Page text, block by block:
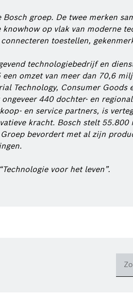
groep. De twee merken
op vlak van moderne
toestellen,
technologiebedrijf en
omzet van meer dan 70,6
Technology, Consumer Goods
440 dochter- en
en service partners, is
kracht. Bosch stelt
bevordert met al zijn
voor het leven”.